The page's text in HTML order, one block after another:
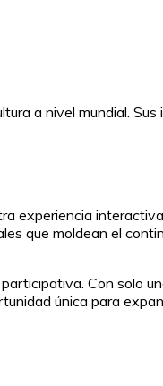
a nivel mundial.
experiencia
que moldean el
Con solo
única para